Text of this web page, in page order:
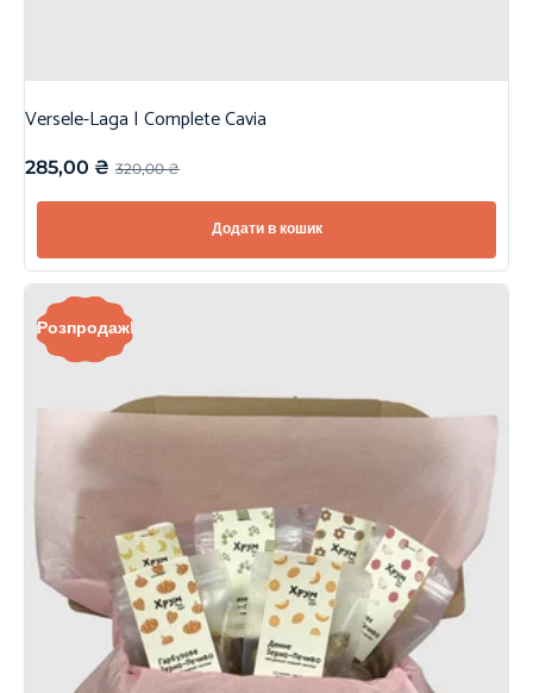
Versele-Laga | Complete Cavia
320,00₴
285,00 ₴
Додати в кошик
Розпродаж!